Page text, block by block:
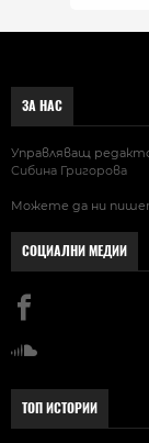
ЗА НАС
Управляващ
Сибина Григорова
Можете да ни
СОЦИАЛНИ МЕДИИ
ТОП ИСТОРИИ